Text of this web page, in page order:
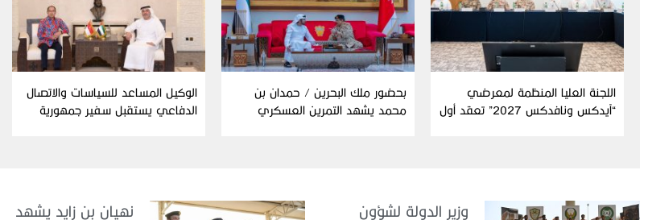
اللجنة العليا المنظمة لمعرضي
“آيدكس ونافدكس 2027” تعقد أول
بحضور ملك البحرين / حمدان بن
محمد يشهد التمرين العسكري
الوكيل المساعد للسياسات والاتصال
الدفاعي يستقبل سفير جمهورية
وزير الدولة لشؤون
نهيان بن زايد يشهد